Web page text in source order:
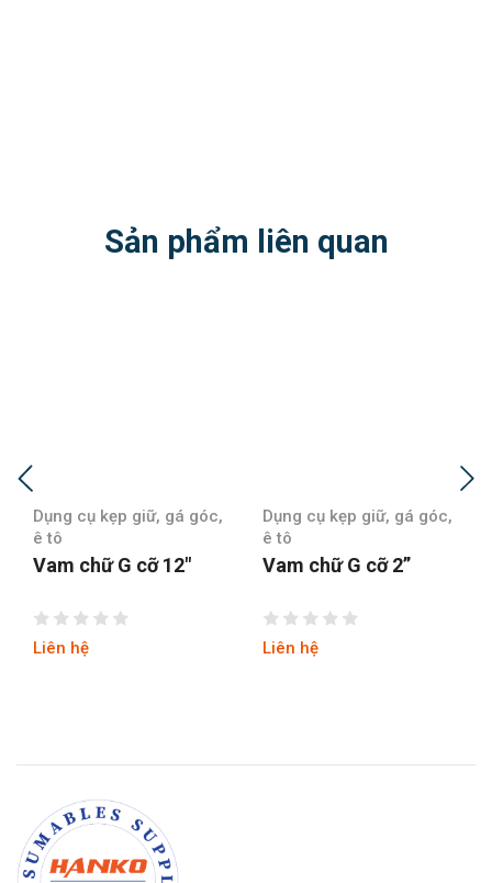
Sản phẩm liên quan
cụ kẹp giữ, gá góc,
chữ G cỡ 12″
Dụng cụ kẹp giữ, gá góc,
Vam chữ G cỡ 2”
Dụng